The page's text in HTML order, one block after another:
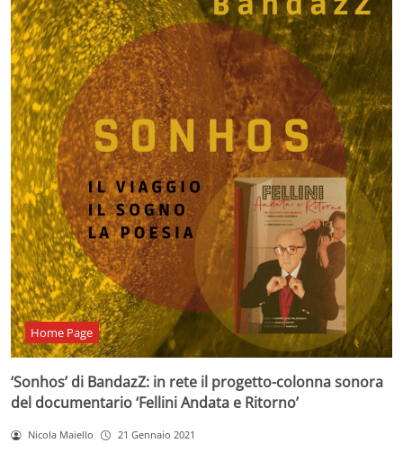
Home Page
‘Sonhos’ di BandazZ: in rete il progetto-colonna sonora
del documentario ‘Fellini Andata e Ritorno’
Nicola Maiello 21 Gennaio 2021